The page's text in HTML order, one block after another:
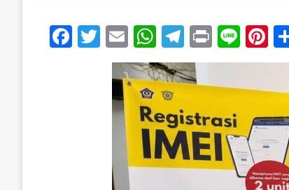
Facebook
Twitter
EmailWhatsApp
Telegram
PrintLine